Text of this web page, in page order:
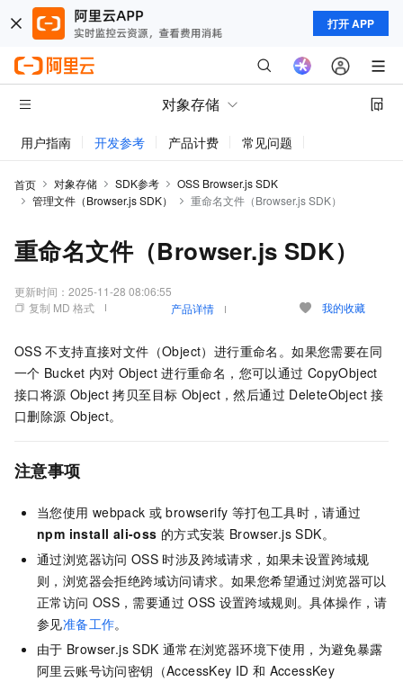
打开 APP
对象存储
用户指南 开发参考 产品计费 常见问题
首页 对象存储 SDK参考
OSS Browser.js SDK
管理文件（Browser.js SDK）
重命名文件（Browser.js SDK）
重命名文件（Browser.js SDK）
更新时间： 2025-11-28 08:06:55
复制 MD 格式
产品详情 我的收藏
OSS 不支持直接对文件（Object）进行重命名。如果您需要在同
一个 Bucket 内对 Object 进行重命名，您可以通过 CopyObject
接口将源 Object 拷贝至目标 Object，然后通过 DeleteObject 接
口删除源 Object。
注意事项
当您使用 webpack 或 browserify 等打包工具时，请通过
npm install ali-oss 的方式安装 Browser.js SDK。
通过浏览器访问 OSS 时涉及跨域请求，如果未设置跨域规
则，浏览器会拒绝跨域访问请求。如果您希望通过浏览器可以
正常访问 OSS，需要通过 OSS 设置跨域规则。具体操作，请
参见准备工作。
由于 Browser.js SDK 通常在浏览器环境下使用，为避免暴露
阿里云账号访问密钥（AccessKey ID 和 AccessKey